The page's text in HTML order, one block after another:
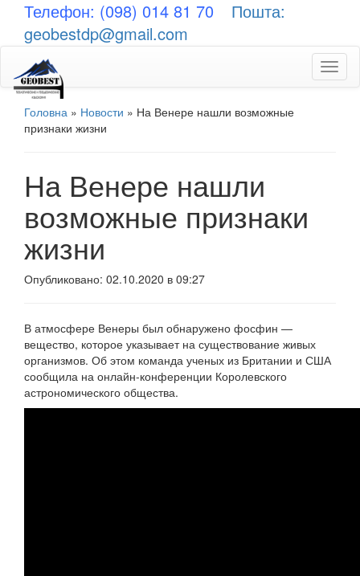
Телефон: (098) 014 81 70
Пошта:
geobestdp@gmail.com
Головна » Новости » На Венере нашли возможные
признаки жизни
На Венере нашли
возможные признаки
жизни
Опубликовано: 02.10.2020 в 09:27
В атмосфере Венеры был обнаружено фосфин —
вещество, которое указывает на существование живых
организмов. Об этом команда ученых из Британии и США
сообщила на онлайн-конференции Королевского
астрономического общества.